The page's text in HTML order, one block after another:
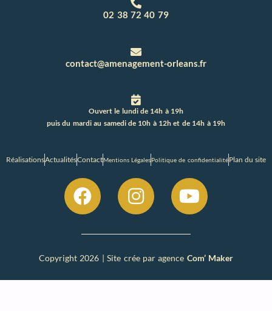
02 38 72 40 79
contact@amenagement-orleans.fr
Ouvert le lundi de 14h à 19h
puis du mardi au samedi de 10h à 12h et de 14h à 19h
RéalisationsActualitésContactMentions LégalesPolitique de confidentialitéPlan du site
Copyright 2026 | Site crée par agence Com’ Maker